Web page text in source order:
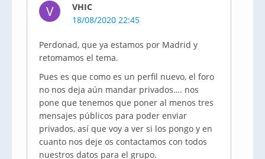
V
VHIC
18/08/2020 22:45
Perdonad, que ya estamos por Madrid y
retomamos el tema.
Pues es que como es un perfil nuevo, el foro
no nos deja aún mandar privados…. nos
pone que tenemos que poner al menos tres
mensajes públicos para poder enviar
privados, así que voy a ver si los pongo y en
cuanto nos deje os contactamos con todos
nuestros datos para el grupo.